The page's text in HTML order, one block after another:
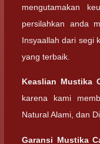
mengutamakan
persilahkan anda
Insyaallah dari segi
yang terbaik.
Keaslian Mustika
karena kami
Natural Alami, dan
Garansi Mustika